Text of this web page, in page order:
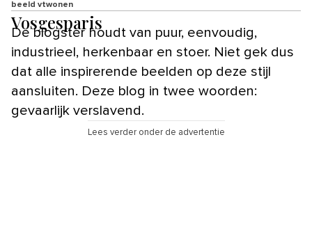
beeld vtwonen
Vosgesparis
De blogster houdt van puur, eenvoudig,
industrieel, herkenbaar en stoer. Niet gek dus
dat alle inspirerende beelden op deze stijl
aansluiten. Deze blog in twee woorden:
gevaarlijk verslavend.
Lees verder onder de advertentie